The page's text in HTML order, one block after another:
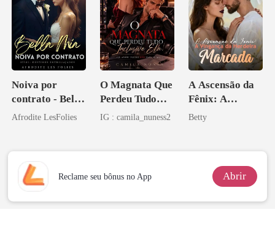
Noiva por
contrato - Bella
Mia
Afrodite LesFolies
O Magnata Que
Perdeu Tudo
Inclusive Ela
IG : camila_nuness2
A Ascensão da
Fênix: A
Vingança da
Betty
Reclame seu bônus no App Abrir